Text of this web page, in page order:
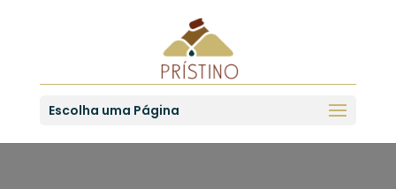
Escolha uma Página